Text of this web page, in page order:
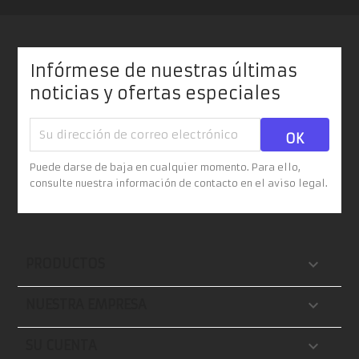
Infórmese de nuestras últimas
noticias y ofertas especiales
Puede darse de baja en cualquier momento. Para ello,
consulte nuestra información de contacto en el aviso legal.


